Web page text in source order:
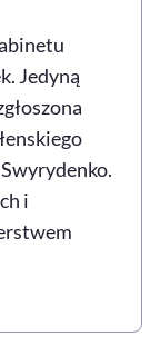
Jedyną
i